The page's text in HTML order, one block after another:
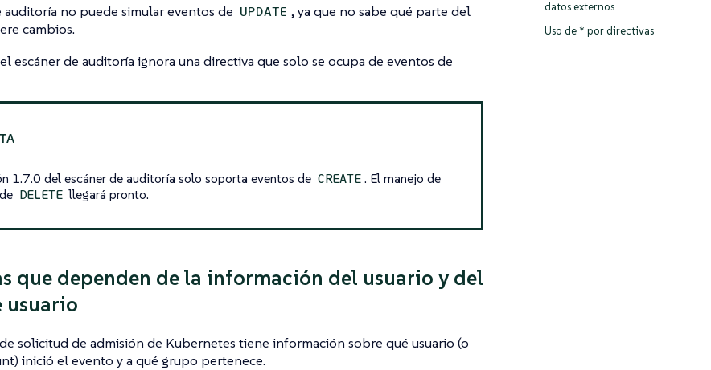
datos externos
Uso de * por directivas
auditoría no puede simular eventos de UPDATE , ya que no sabe qué parte del
cambios.
escáner de auditoría ignora una directiva que solo se ocupa de eventos de
1.7.0 del escáner de auditoría solo soporta eventos de CREATE . El manejo de
DELETE llegará pronto.
que dependen de la información del usuario y del
usuario
solicitud de admisión de Kubernetes tiene información sobre qué usuario (o
inició el evento y a qué grupo pertenece.